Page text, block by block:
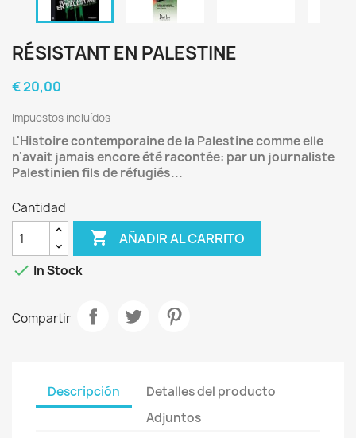
RÉSISTANT EN PALESTINE
€ 20,00
Impuestos incluídos
L'Histoire contemporaine de la Palestine comme elle
n'avait jamais encore été racontée: par un journaliste
Palestinien fils de réfugiés...
Cantidad
 AÑADIR AL CARRITO
 In Stock
Compartir
Descripción
Detalles del producto
Adjuntos